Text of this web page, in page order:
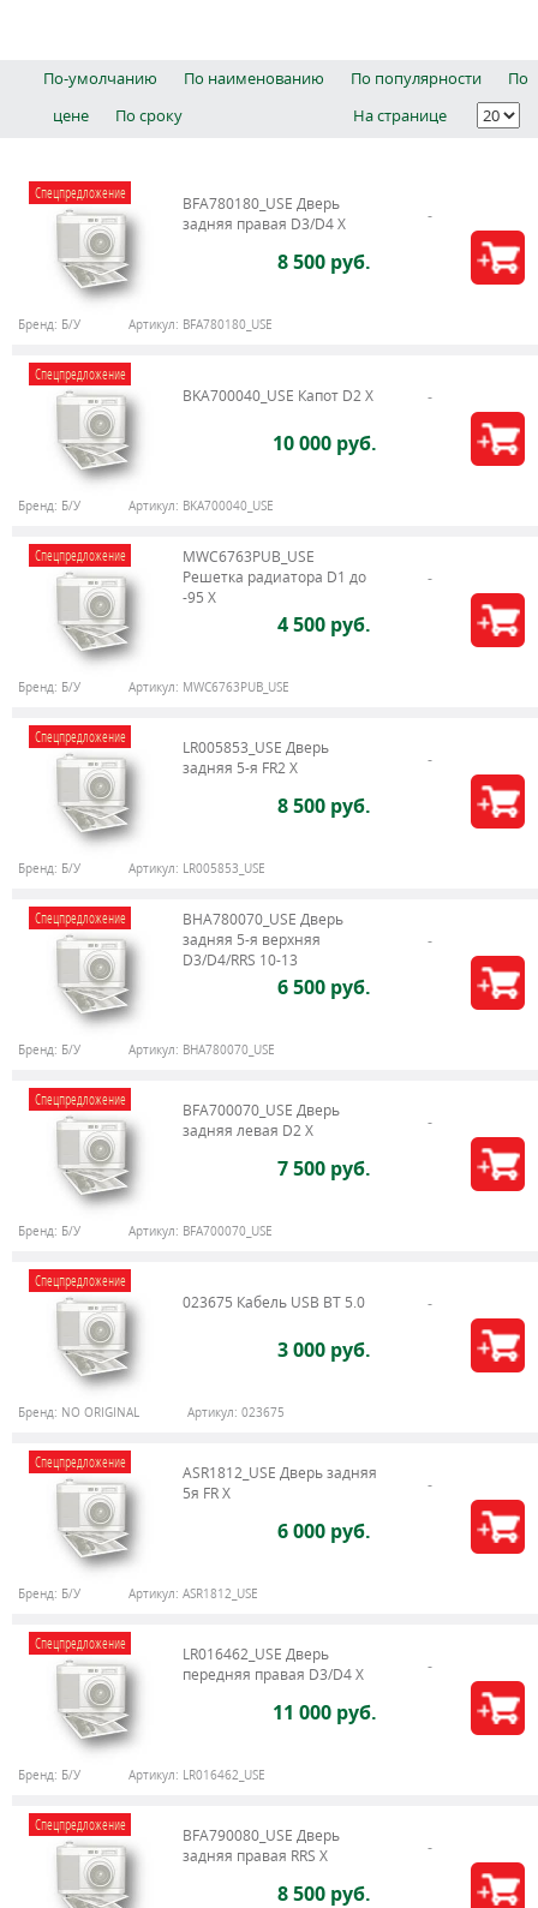
По-умолчанию По наименованию По популярности
По
цене
По сроку На странице
Спецпредложение
BFA780180_USE Дверь
задняя правая D3/D4 X
8 500 руб.
Бренд: Б/У Артикул: BFA780180_USE
Спецпредложение
BKA700040_USE Капот D2 X
10 000 руб.
Бренд: Б/У Артикул: BKA700040_USE
Спецпредложение
MWC6763PUB_USE
Решетка радиатора D1 до
-95 X
4 500 руб.
Бренд: Б/У Артикул: MWC6763PUB_USE
Спецпредложение
LR005853_USE Дверь
задняя 5-я FR2 X
8 500 руб.
Бренд: Б/У Артикул: LR005853_USE
Спецпредложение
BHA780070_USE Дверь
задняя 5-я верхняя
D3/D4/RRS 10-13
6 500 руб.
Бренд: Б/У Артикул: BHA780070_USE
Спецпредложение
BFA700070_USE Дверь
задняя левая D2 X
7 500 руб.
Бренд: Б/У Артикул: BFA700070_USE
Спецпредложение
023675 Кабель USB BT 5.0
3 000 руб.
Бренд: NO ORIGINAL Артикул: 023675
Спецпредложение
ASR1812_USE Дверь задняя
5я FR X
6 000 руб.
Бренд: Б/У Артикул: ASR1812_USE
Спецпредложение
LR016462_USE Дверь
передняя правая D3/D4 Х
11 000 руб.
Бренд: Б/У Артикул: LR016462_USE
Спецпредложение
BFA790080_USE Дверь
задняя правая RRS X
8 500 руб.